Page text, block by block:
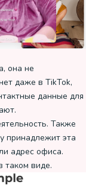
она не
даже в TikTok,
данные для
Также
принадлежит эта
адрес офиса.
таком виде.